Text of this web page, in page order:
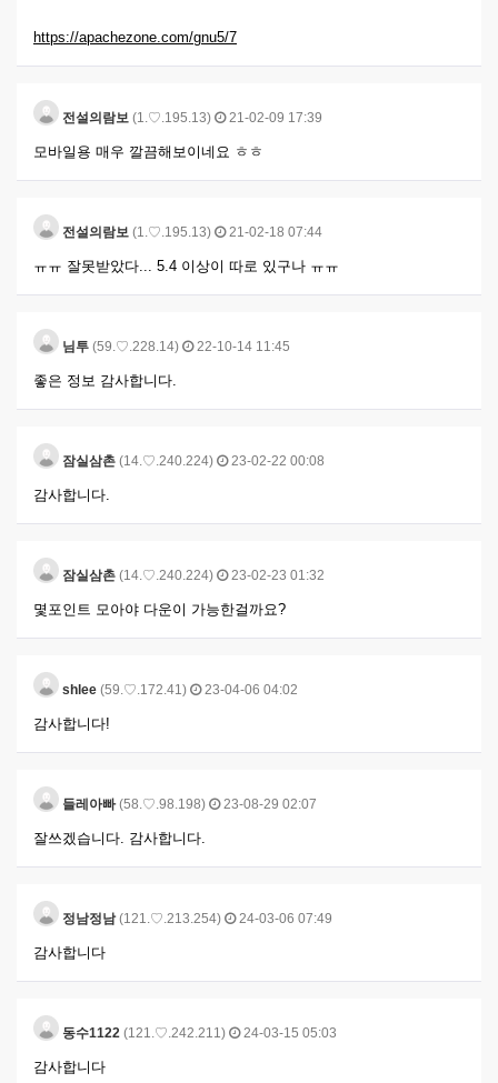
https://apachezone.com/gnu5/7
전설의람보 (1.♡.195.13) 21-02-09 17:39
모바일용 매우 깔끔해보이네요 ㅎㅎ
전설의람보 (1.♡.195.13) 21-02-18 07:44
ㅠㅠ 잘못받았다... 5.4 이상이 따로 있구나 ㅠㅠ
님투 (59.♡.228.14) 22-10-14 11:45
좋은 정보 감사합니다.
잠실삼촌 (14.♡.240.224) 23-02-22 00:08
감사합니다.
잠실삼촌 (14.♡.240.224) 23-02-23 01:32
몇포인트 모아야 다운이 가능한걸까요?
shlee (59.♡.172.41) 23-04-06 04:02
감사합니다!
들레아빠 (58.♡.98.198) 23-08-29 02:07
잘쓰겠습니다. 감사합니다.
정남정남 (121.♡.213.254) 24-03-06 07:49
감사합니다
동수1122 (121.♡.242.211) 24-03-15 05:03
감사합니다